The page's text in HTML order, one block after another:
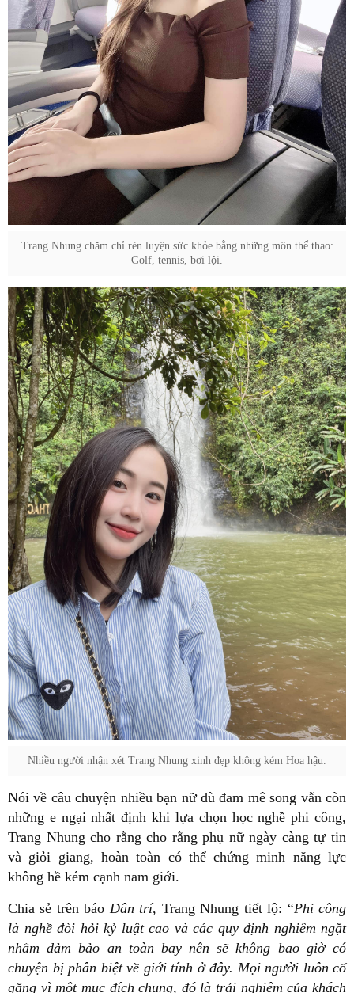
Trang Nhung chăm chỉ rèn luyện sức khỏe bằng những môn thể thao:
Golf, tennis, bơi lội.
Nhiều người nhận xét Trang Nhung xinh đẹp không kém Hoa hậu.
Nói về câu chuyện nhiều bạn nữ dù đam mê song vẫn còn
những e ngại nhất định khi lựa chọn học nghề phi công,
Trang Nhung cho rằng cho rằng phụ nữ ngày càng tự tin
và giỏi giang, hoàn toàn có thể chứng minh năng lực
không hề kém cạnh nam giới.
Chia sẻ trên báo Dân trí, Trang Nhung tiết lộ: “Phi công
là nghề đòi hỏi kỷ luật cao và các quy định nghiêm ngặt
nhằm đảm bảo an toàn bay nên sẽ không bao giờ có
chuyện bị phân biệt về giới tính ở đây. Mọi người luôn cố
gắng vì một mục đích chung, đó là trải nghiệm của khách